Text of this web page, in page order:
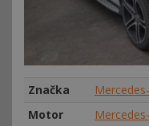
Značka
Motor